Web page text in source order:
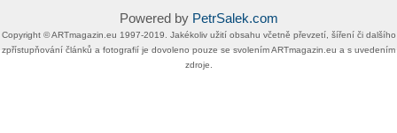
Powered by PetrSalek.com
Copyright ©​ ​​ARTmagazin.eu ​1997-2019​.​ Jakékoliv užití obsahu včetně převzetí, šíření či dalšího
zpřístupňování článků a fotografií je dovoleno pouze se svolením ​ARTmagazin.eu​ ​a s uvedením
zdroje.